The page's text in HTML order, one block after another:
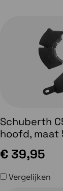
Schuberth
hoofd, maat
€ 39,95
Vergelijken